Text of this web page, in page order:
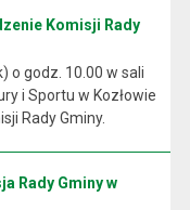
Komisji Rady
o godz. 10.00 w sali
i Sportu w Kozłowie
Rady Gminy.
Rady Gminy w